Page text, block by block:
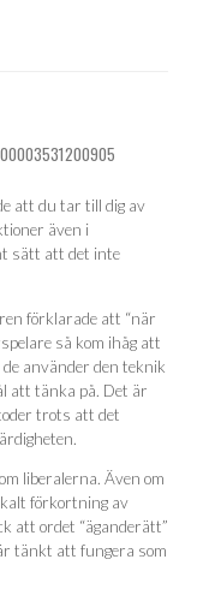
att du tar till dig av
även i
sätt att det inte
förklarade att “när
så kom ihåg att
använder den teknik
att tänka på. Det är
trots att det
om liberalerna. Även om
förkortning av
att ordet “äganderätt”
tänkt att fungera som